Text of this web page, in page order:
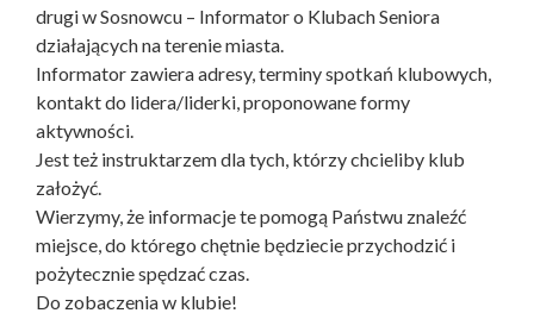
drugi w Sosnowcu – Informator o Klubach Seniora
działających na terenie miasta.
Informator zawiera adresy, terminy spotkań klubowych,
kontakt do lidera/liderki, proponowane formy
aktywności.
Jest też instruktarzem dla tych, którzy chcieliby klub
założyć.
Wierzymy, że informacje te pomogą Państwu znaleźć
miejsce, do którego chętnie będziecie przychodzić i
pożytecznie spędzać czas.
Do zobaczenia w klubie!